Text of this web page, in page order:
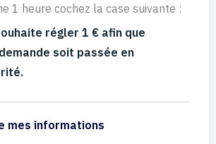
1 heure cochez la case suivante :
régler 1 € afin que
soit passée en
mes informations